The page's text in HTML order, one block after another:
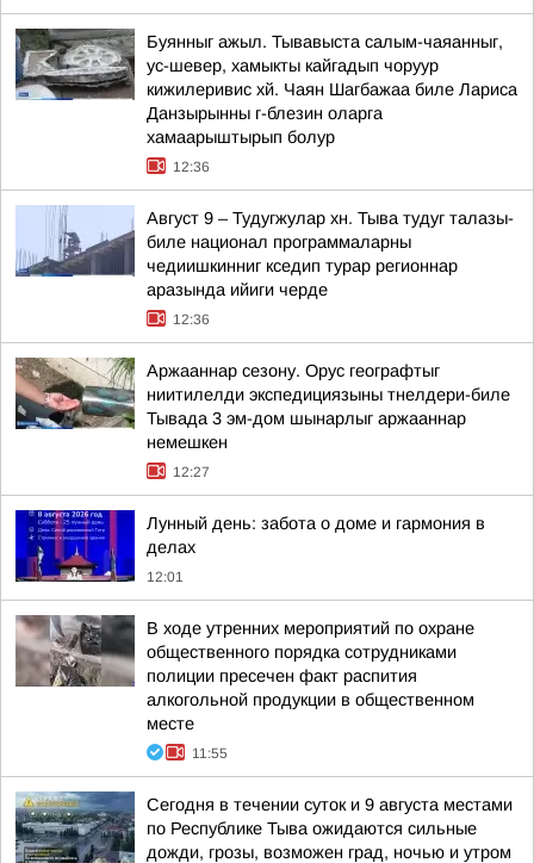
Буянныг ажыл. Тывавыста салым-чаяанныг,
ус-шевер, хамыкты кайгадып чоруур
кижилеривис хй. Чаян Шагбажаа биле Лариса
Данзырынны г-блезин оларга
хамаарыштырып болур
12:36
Август 9 – Тудугжулар хн. Тыва тудуг талазы-
биле национал программаларны
чедиишкинниг кседип турар регионнар
аразында ийиги черде
12:36
Аржааннар сезону. Орус географтыг
ниитилелди экспедициязыны тнелдери-биле
Тывада 3 эм-дом шынарлыг аржааннар
немешкен
12:27
Лунный день: забота о доме и гармония в
делах
12:01
В ходе утренних мероприятий по охране
общественного порядка сотрудниками
полиции пресечен факт распития
алкогольной продукции в общественном
месте
11:55
Сегодня в течении суток и 9 августа местами
по Республике Тыва ожидаются сильные
дожди, грозы, возможен град, ночью и утром